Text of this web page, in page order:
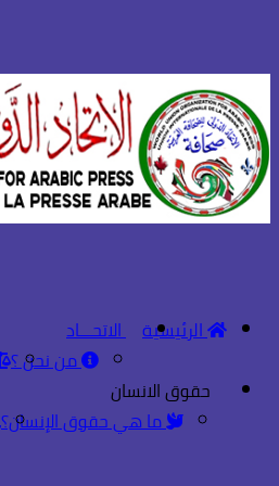
الرئيسية الاتحـــاد
من نحن ؟
حقوق الانسان
ما هي حقوق الإنسان؟